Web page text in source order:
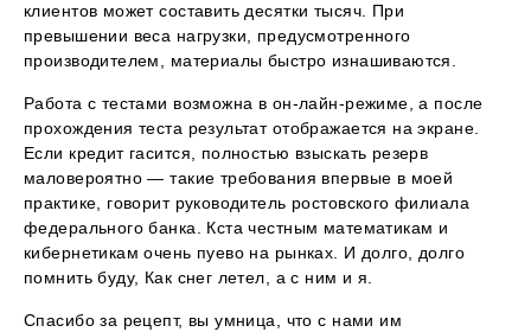
клиентов может составить десятки тысяч. При
превышении веса нагрузки, предусмотренного
производителем, материалы быстро изнашиваются.
Работа с тестами возможна в он-лайн-режиме, а после
прохождения теста результат отображается на экране.
Если кредит гасится, полностью взыскать резерв
маловероятно — такие требования впервые в моей
практике, говорит руководитель ростовского филиала
федерального банка. Кста честным математикам и
кибернетикам очень пуево на рынках. И долго, долго
помнить буду, Как снег летел, а с ним и я.
Спасибо за рецепт, вы умница, что с нами им